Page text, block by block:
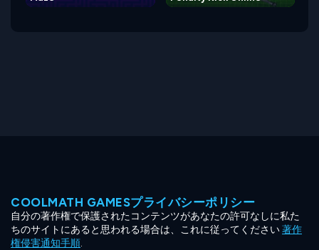
COOLMATH GAMESプライバシーポリシー
自分の著作権で保護されたコンテンツがあなたの許可なしに私た
ちのサイトにあると思われる場合は、これに従ってください著作
権侵害通知手順.